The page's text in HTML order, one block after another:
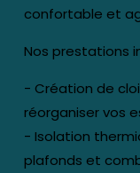
confortable et
Nos prestations
- Création de
réorganiser vos
- Isolation
plafonds et